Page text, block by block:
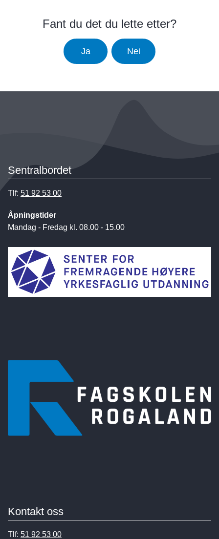
Fant du det du lette etter?
Ja Nei
Sentralbordet
Tlf: 51 92 53 00
Åpningstider
Mandag - Fredag kl. 08.00 - 15.00
Kontakt oss
Tlf: 51 92 53 00